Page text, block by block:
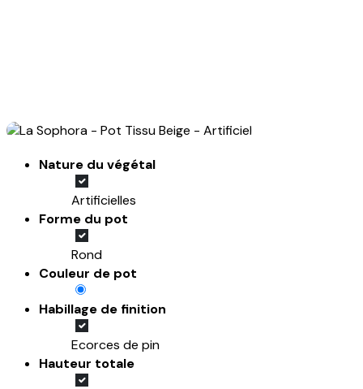
Nature du végétal
Artificielles
Forme du pot
Rond
Couleur de pot
Habillage de finition
Ecorces de pin
Hauteur totale